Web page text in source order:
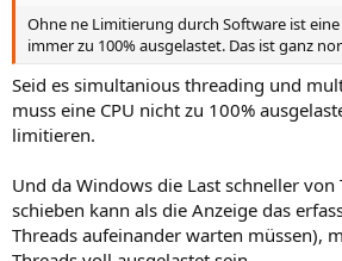
Ohne ne Limitierung durch Software ist
immer zu 100% ausgelastet. Das ist ganz
Seid es simultanious threading und
muss eine CPU nicht zu 100%
limitieren.
Und da Windows die Last schneller von
schieben kann als die Anzeige das
Threads aufeinander warten müssen),